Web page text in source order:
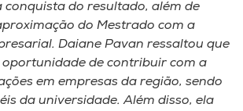
conquista do resultado, além de
do Mestrado com a
Daiane Pavan ressaltou que
de contribuir com a
em empresas da região, sendo
da universidade. Além disso, ela